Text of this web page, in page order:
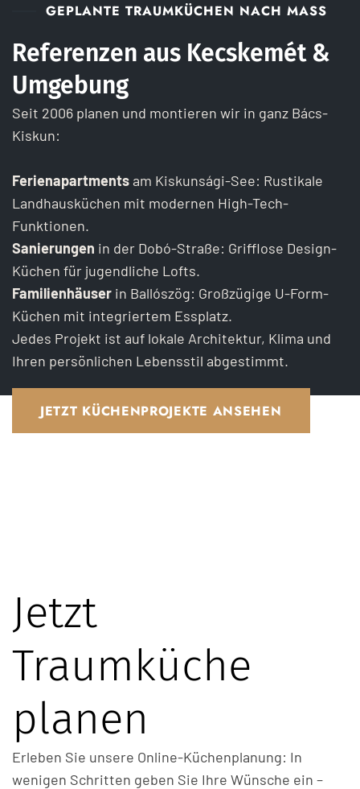
GEPLANTE TRAUMKÜCHEN NACH MASS
Referenzen aus Kecskemét &
Umgebung
Seit 2006 planen und montieren wir in ganz Bács-
Kiskun:
Ferienapartments am Kiskunsági-See: Rustikale
Landhausküchen mit modernen High-Tech-
Funktionen.
Sanierungen in der Dobó-Straße: Grifflose Design-
Küchen für jugendliche Lofts.
Familienhäuser in Ballószög: Großzügige U-Form-
Küchen mit integriertem Essplatz.
Jedes Projekt ist auf lokale Architektur, Klima und
Ihren persönlichen Lebensstil abgestimmt.
JETZT KÜCHENPROJEKTE ANSEHEN
Jetzt
Traumküche
planen
Erleben Sie unsere Online-Küchenplanung: In
wenigen Schritten geben Sie Ihre Wünsche ein –